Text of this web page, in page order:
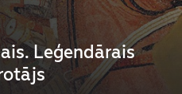
Leģendārais